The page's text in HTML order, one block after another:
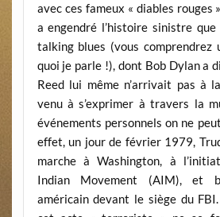
avec ces fameux « diables rouges
a engendré l’histoire sinistre que
talking blues (vous comprendrez
quoi je parle !), dont Bob Dylan a
Reed lui même n’arrivait pas à
venu à s’exprimer à travers la
événements personnels on ne
effet, un jour de février 1979,
marche à Washington, à
Indian Movement (AIM), et
américain devant le siège du